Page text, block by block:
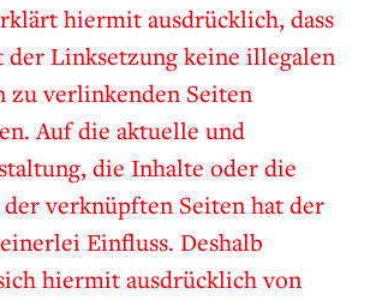
hiermit ausdrücklich, dass
Linksetzung keine illegalen
zu verlinkenden Seiten
Auf die aktuelle und
die Inhalte oder die
verknüpften Seiten hat der
Einfluss. Deshalb
hiermit ausdrücklich von